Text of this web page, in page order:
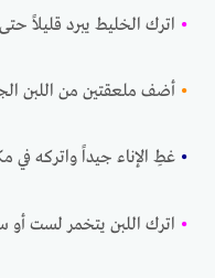
• اترك الخليط يبرد قليلاً
• أضف ملعقتين من اللبن
• غطِ الإناء جيداً واتركه في
• اترك اللبن يتخمر لست